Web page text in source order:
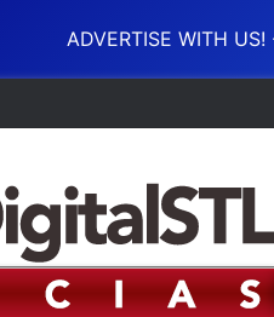
ADVERTISE WITH